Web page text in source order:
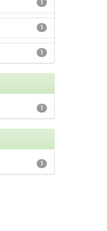
1
1
1
1
1